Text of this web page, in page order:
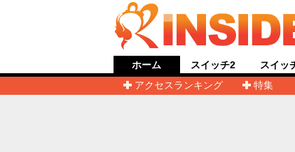
ホーム
アクセスランキング
特集
スイッチ2 スイッ